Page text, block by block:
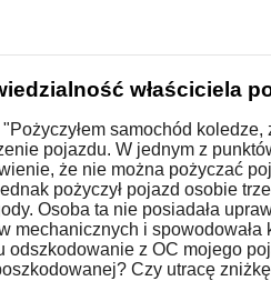
właściciela
samochód koledze,
pojazdu. W jednym z
że nie można pożyczać
pożyczył pojazd osobie
Osoba ta nie posiadała
mechanicznych i spowodowała
odszkodowanie z OC mojego
Czy utracę